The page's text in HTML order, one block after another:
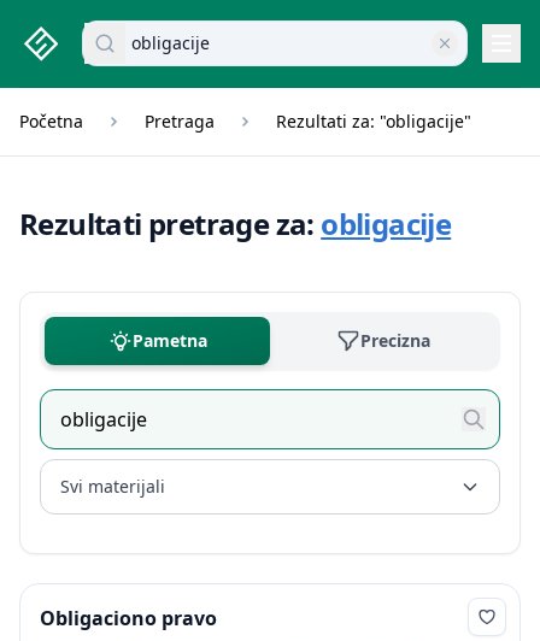
studenti.rs home page
Pretraži dokumente
Početna Pretraga Rezultati za: "obligacije"
Rezultati pretrage za: obligacije
Pametna Precizna
Svi materijali
Obligaciono pravo